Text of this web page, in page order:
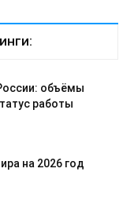
объёмы
работы
на 2026 год